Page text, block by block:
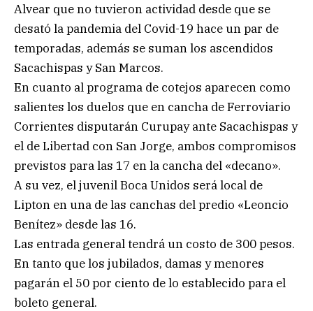
Alvear que no tuvieron actividad desde que se
desató la pandemia del Covid-19 hace un par de
temporadas, además se suman los ascendidos
Sacachispas y San Marcos.
En cuanto al programa de cotejos aparecen como
salientes los duelos que en cancha de Ferroviario
Corrientes disputarán Curupay ante Sacachispas y
el de Libertad con San Jorge, ambos compromisos
previstos para las 17 en la cancha del «decano».
A su vez, el juvenil Boca Unidos será local de
Lipton en una de las canchas del predio «Leoncio
Benítez» desde las 16.
Las entrada general tendrá un costo de 300 pesos.
En tanto que los jubilados, damas y menores
pagarán el 50 por ciento de lo establecido para el
boleto general.